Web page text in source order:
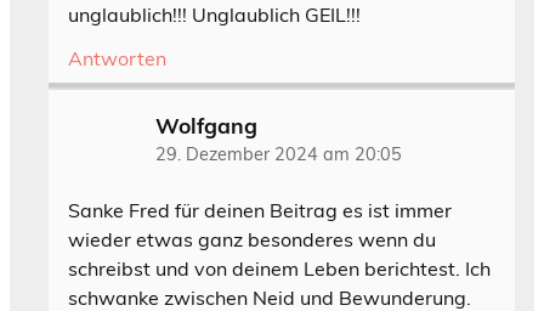
unglaublich!!! Unglaublich GEIL!!!
Antworten
Wolfgang
29. Dezember 2024 am 20:05
Sanke Fred für deinen Beitrag es ist immer
wieder etwas ganz besonderes wenn du
schreibst und von deinem Leben berichtest. Ich
schwanke zwischen Neid und Bewunderung.